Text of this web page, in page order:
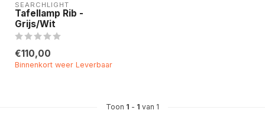
SEARCHLIGHT
Tafellamp Rib -
Grijs/Wit
€110,00
Binnenkort weer Leverbaar
Toon 1 - 1 van 1